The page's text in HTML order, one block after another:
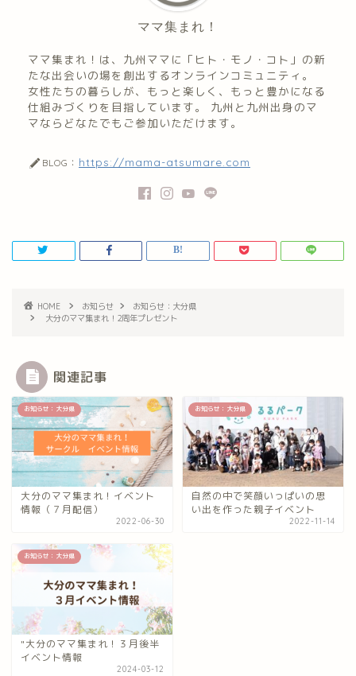
ママ集まれ！
ママ集まれ！は、九州ママに「ヒト・モノ・コト」の新
たな出会いの場を創出するオンラインコミュニティ。
女性たちの暮らしが、もっと楽しく、もっと豊かになる
仕組みづくりを目指しています。 九州と九州出身のマ
マならどなたでもご参加いただけます。
BLOG： https://mama-atsumare.com
HOME お知らせ
お知らせ：大分県
大分のママ集まれ！2周年プレゼント
関連記事
お知らせ：大分県
大分のママ集まれ！イベント
情報（７月配信）
2022-06-30
お知らせ：大分県
自然の中で笑顔いっぱいの思
い出を作った親子イベント
2022-11-14
お知らせ：大分県
"大分のママ集まれ！３月後半
イベント情報
2024-03-12